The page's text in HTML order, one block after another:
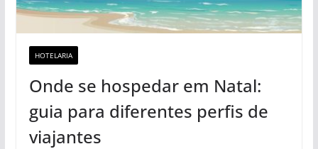
HOTELARIA
Onde se hospedar em Natal:
guia para diferentes perfis de
viajantes